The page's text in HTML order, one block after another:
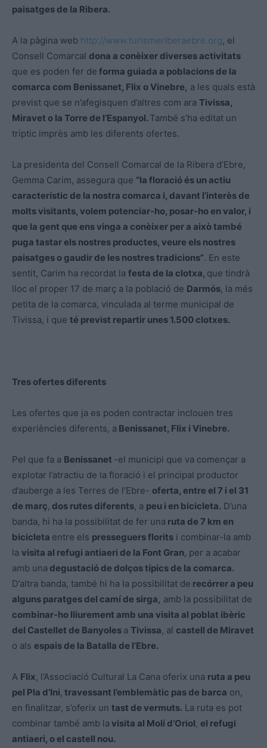
paisatges de la Ribera.
A la pàgina web http://www.turismeriberaebre.org, el
Consell Comarcal dona a conèixer diverses activitats
que es poden fer de forma guiada a poblacions de la
comarca com Benissanet, Flix o Vinebre, a les quals està
previst que se n’afegisquen d’altres com ara Tivissa,
Miravet o la Torre de l’Espanyol. També s’ha editat un
tríptic imprès amb les diferents ofertes.
La presidenta del Consell Comarcal de la Ribera d’Ebre,
Gemma Carim, assegura que “la floració és un actiu
característic de la nostra comarca i, davant l’interès de
molts visitants, volem potenciar-ho, posar-ho en valor, i
que la gent que ens vinga a conèixer per a això també
puga tastar els nostres productes, veure els nostres
paisatges o gaudir de les nostres tradicions”. En este
sentit, Carim ha recordat la festa de la clotxa, que tindrà
lloc el proper 17 de març a la població de Darmós, la més
petita de la comarca, vinculada al terme municipal de
Tivissa, i que té previst repartir unes 1.500 clotxes.
Tres ofertes diferents
Les ofertes que ja es poden contractar inclouen tres
experiències diferents, a Benissanet, Flix i Vinebre.
Pel que fa a Benissanet -el municipi que va començar a
explotar l’atractiu de la floració i el principal productor
d’auberge a les Terres de l’Ebre- oferta, entre el 7 i el 31
de març, dos rutes diferents, a peu i en bicicleta. D’una
banda, hi ha la possibilitat de fer una ruta de 7 km en
bicicleta entre els presseguers florits i combinar-la amb
la visita al refugi antiaeri de la Font Gran, per a acabar
amb una degustació de dolços típics de la comarca.
D’altra banda, també hi ha la possibilitat de recórrer a peu
alguns paratges del camí de sirga, amb la possibilitat de
combinar-ho lliurement amb una visita al poblat ibèric
del Castellet de Banyoles a Tivissa, al castell de Miravet
o als espais de la Batalla de l’Ebre.
A Flix, l’Associació Cultural La Cana oferix una ruta a peu
pel Pla d’Ini, travessant l’emblemàtic pas de barca on,
en finalitzar, s’oferix un tast de vermuts. La ruta es pot
combinar també amb la visita al Molí d’Oriol, el refugi
antiaeri, o el castell nou.